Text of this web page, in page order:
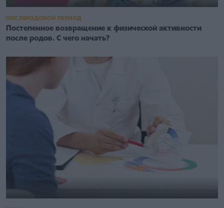
ПОСЛЕРОДОВОЙ ПЕРИОД
Постепенное возвращение к физической активности
после родов. С чего начать?